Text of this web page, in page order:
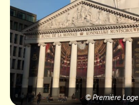
© Première Loge